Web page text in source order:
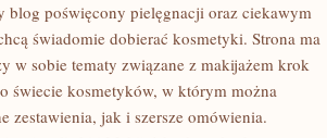
blog poświęcony pielęgnacji oraz ciekawym
świadomie dobierać kosmetyki. Strona ma
w sobie tematy związane z makijażem krok
świecie kosmetyków, w którym można
zestawienia, jak i szersze omówienia.